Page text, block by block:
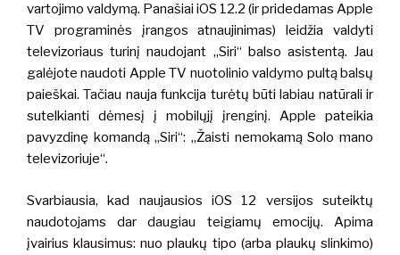
vartojimo valdymą. Panašiai iOS 12.2 (ir pridedamas Apple
TV programinės įrangos atnaujinimas) leidžia valdyti
televizoriaus turinį naudojant „Siri“ balso asistentą. Jau
galėjote naudoti Apple TV nuotolinio valdymo pultą balsų
paieškai. Tačiau nauja funkcija turėtų būti labiau natūrali ir
sutelkianti dėmesį į mobilųjį įrenginį. Apple pateikia
pavyzdinę komandą „Siri“: „Žaisti nemokamą Solo mano
televizoriuje“.
Svarbiausia, kad naujausios iOS 12 versijos suteiktų
naudotojams dar daugiau teigiamų emocijų. Apima
įvairius klausimus: nuo plaukų tipo (arba plaukų slinkimo)